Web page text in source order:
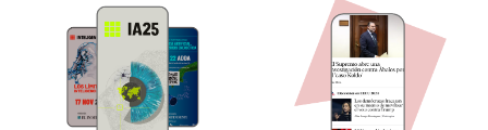
Quiénes somos
Especificaciones